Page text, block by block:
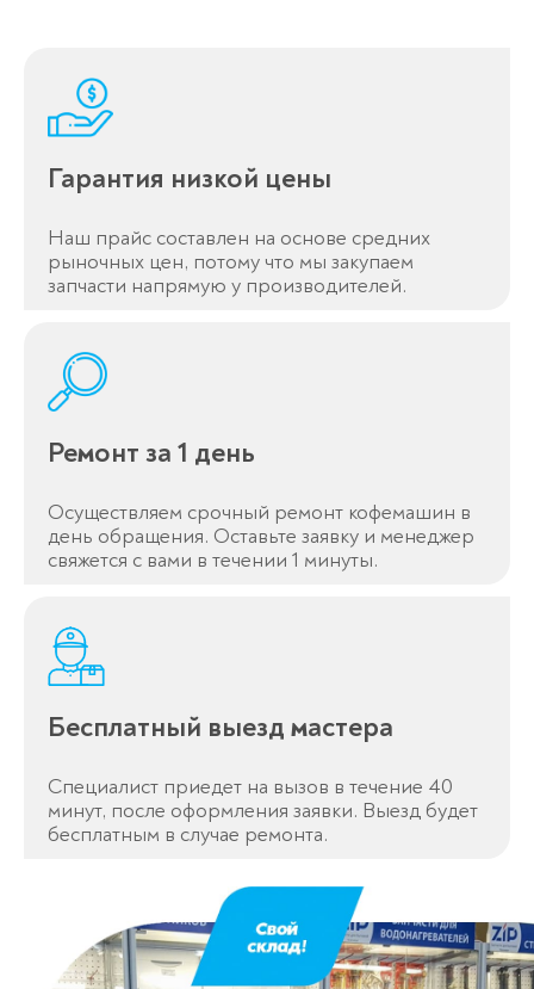
Гарантия низкой цены
Наш прайс составлен на основе средних
рыночных цен, потому что мы закупаем
запчасти напрямую у производителей.
Ремонт за 1 день
Осуществляем срочный ремонт кофемашин в
день обращения. Оставьте заявку и менеджер
свяжется с вами в течении 1 минуты.
Бесплатный выезд мастера
Специалист приедет на вызов в течение 40
минут, после оформления заявки. Выезд будет
бесплатным в случае ремонта.